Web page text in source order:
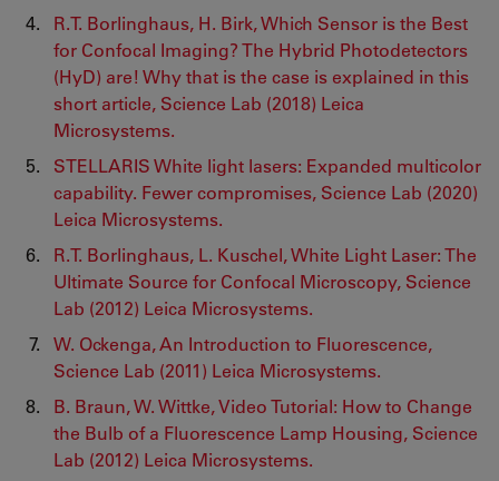
R.T. Borlinghaus, H. Birk, Which Sensor is the Best
for Confocal Imaging? The Hybrid Photodetectors
(HyD) are! Why that is the case is explained in this
short article, Science Lab (2018) Leica
Microsystems.
STELLARIS White light lasers: Expanded multicolor
capability. Fewer compromises, Science Lab (2020)
Leica Microsystems.
R.T. Borlinghaus, L. Kuschel, White Light Laser: The
Ultimate Source for Confocal Microscopy, Science
Lab (2012) Leica Microsystems.
W. Ockenga, An Introduction to Fluorescence,
Science Lab (2011) Leica Microsystems.
B. Braun, W. Wittke, Video Tutorial: How to Change
the Bulb of a Fluorescence Lamp Housing, Science
Lab (2012) Leica Microsystems.